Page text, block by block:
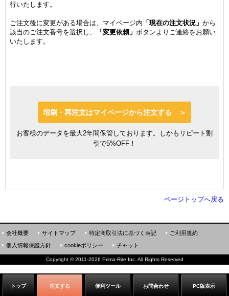
行いたします。
ご注文後に変更がある場合は、マイページ内 「現在の注文状況」 から
該当のご注文番号を選択し、
「変更依頼」 ボタンよりご連絡をお願い
いたします。
増刷・再注文はマイページから注文する ＞
お客様のデータを最大2年間保管しております。しかもリピート割
引で5%OFF！
ページトップへ戻る
トップ 注文する 便利ツール お問合わせ PC版表示
会社概要 サイトマップ 特定商取引法に基づく表記
ご利用規約
個人情報保護方針
cookieポリシー チャット
Copyright ©2011-2026 Prima-Rire Inc. All Rights Reserved